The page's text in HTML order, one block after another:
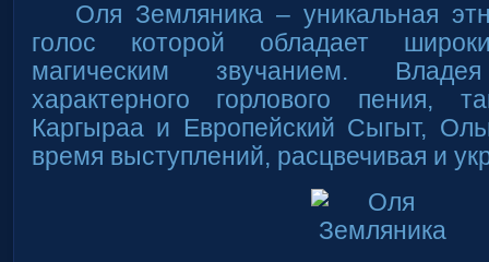
Оля Земляника – уникальная
голос которой обладает
магическим звучанием.
характерного горлового пения,
Каргыраа и Европейский Сыгыт,
время выступлений, расцвечивая и